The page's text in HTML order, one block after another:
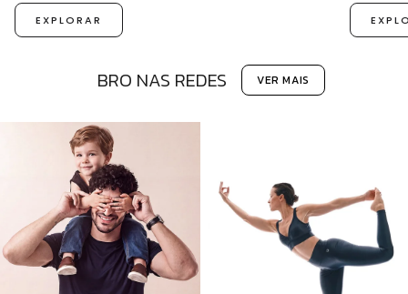
BRO NAS REDES VER MAIS